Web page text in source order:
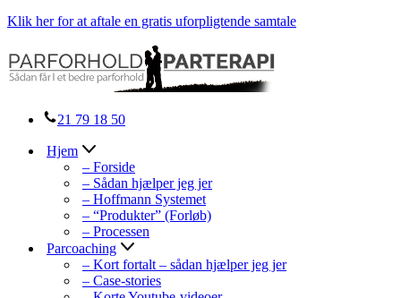
Klik her for at aftale en gratis uforpligtende samtale
21 79 18 50
Hjem
– Forside
– Sådan hjælper jeg jer
– Hoffmann Systemet
– “Produkter” (Forløb)
– Processen
Parcoaching
– Kort fortalt – sådan hjælper jeg jer
– Case-stories